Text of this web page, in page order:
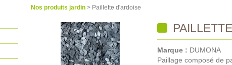
Nos produits jardin > Paillette d'ardoise
Marque : DUMONA
Paillage composé de